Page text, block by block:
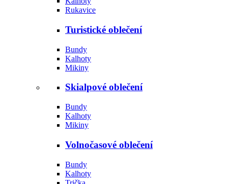
Rukavice
Turistické oblečení
Bundy
Kalhoty
Mikiny
Skialpové oblečení
Bundy
Kalhoty
Mikiny
Volnočasové oblečení
Bundy
Kalhoty